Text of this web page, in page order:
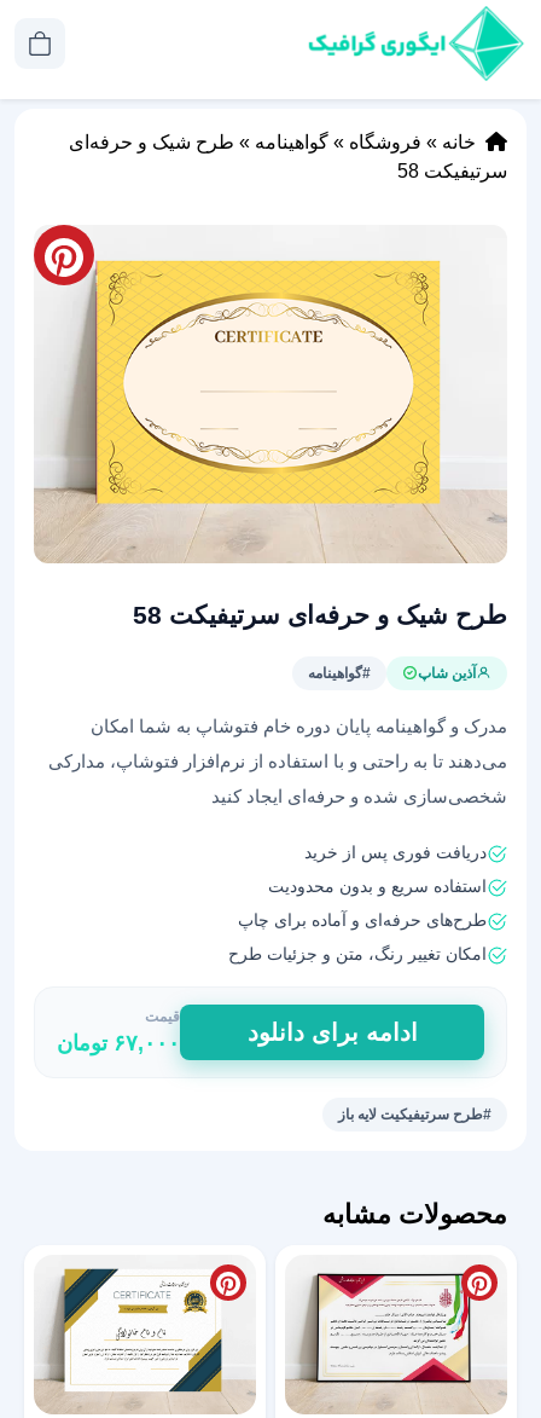
خانه » فروشگاه » گواهینامه » طرح شیک و حرفه‌ای
سرتیفیکت 58
طرح شیک و حرفه‌ای سرتیفیکت 58
آذین شاپ #گواهینامه
مدرک‌ و گواهینامه پایان دوره خام فتوشاپ به شما امکان
می‌دهند تا به راحتی و با استفاده از نرم‌افزار فتوشاپ، مدارکی
شخصی‌سازی شده و حرفه‌ای ایجاد کنید
دریافت فوری پس از خرید
استفاده سریع و بدون محدودیت
طرح‌های حرفه‌ای و آماده برای چاپ
امکان تغییر رنگ، متن و جزئیات طرح
طرح
شیک
و
حرفه‌ای
ادامه برای دانلود
قیمت
۶۷,۰۰۰ تومان
#طرح سرتیفیکیت لایه باز
محصولات مشابه